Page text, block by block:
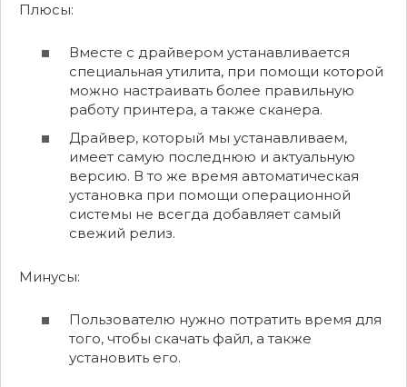
Плюсы:
Вместе с драйвером устанавливается
специальная утилита, при помощи которой
можно настраивать более правильную
работу принтера, а также сканера.
Драйвер, который мы устанавливаем,
имеет самую последнюю и актуальную
версию. В то же время автоматическая
установка при помощи операционной
системы не всегда добавляет самый
свежий релиз.
Минусы:
Пользователю нужно потратить время для
того, чтобы скачать файл, а также
установить его.